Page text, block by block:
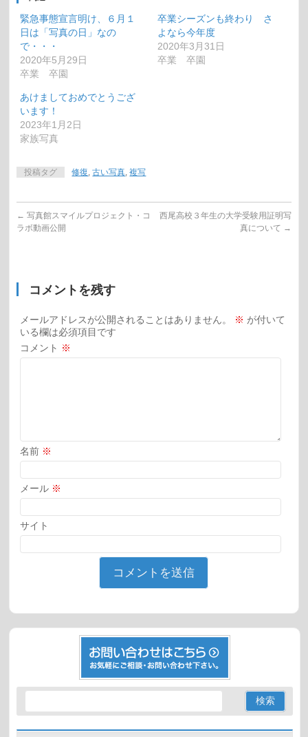
緊急事態宣言明け、６月１
日は「写真の日」なの
で・・・
2020年5月29日
卒業 卒園
卒業シーズンも終わり さ
よなら今年度
2020年3月31日
卒業 卒園
あけましておめでとうござ
います！
2023年1月2日
家族写真
投稿タグ 修復 ,古い写真 ,複写
← 写真館スマイルプロジェクト・コ
ラボ動画公開
西尾高校３年生の大学受験用証明写
真について →
コメントを残す
メールアドレスが公開されることはありません。 ※ が付いて
いる欄は必須項目です
コメント ※
名前 ※
メール ※
サイト